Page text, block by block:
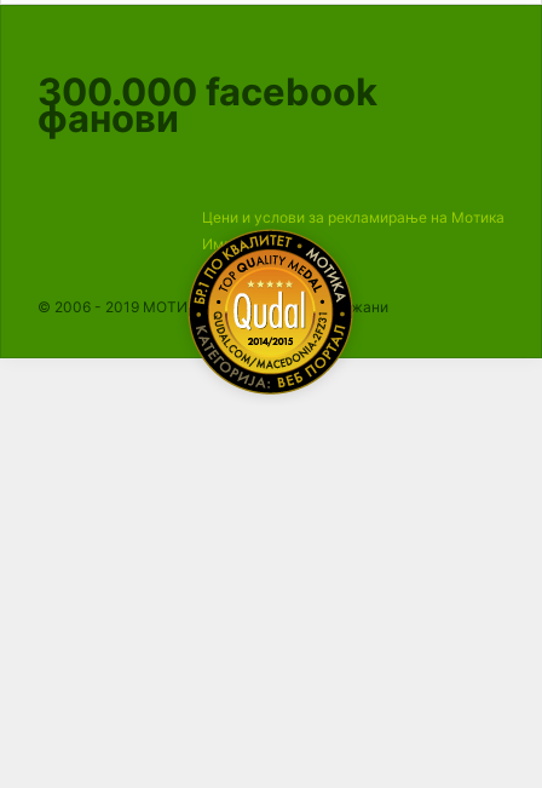
300.000 facebook
фанови
Цени и услови за рекламирање на Мотика
Импресум
© 2006 - 2019 МОТИКА, Сите права се задржани